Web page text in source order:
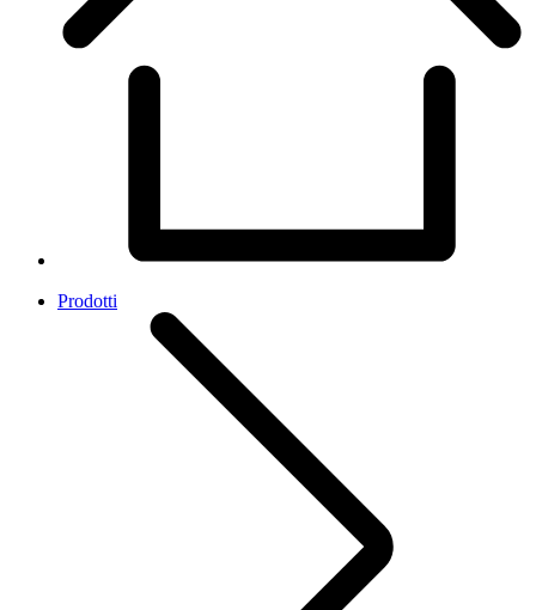
Prodotti